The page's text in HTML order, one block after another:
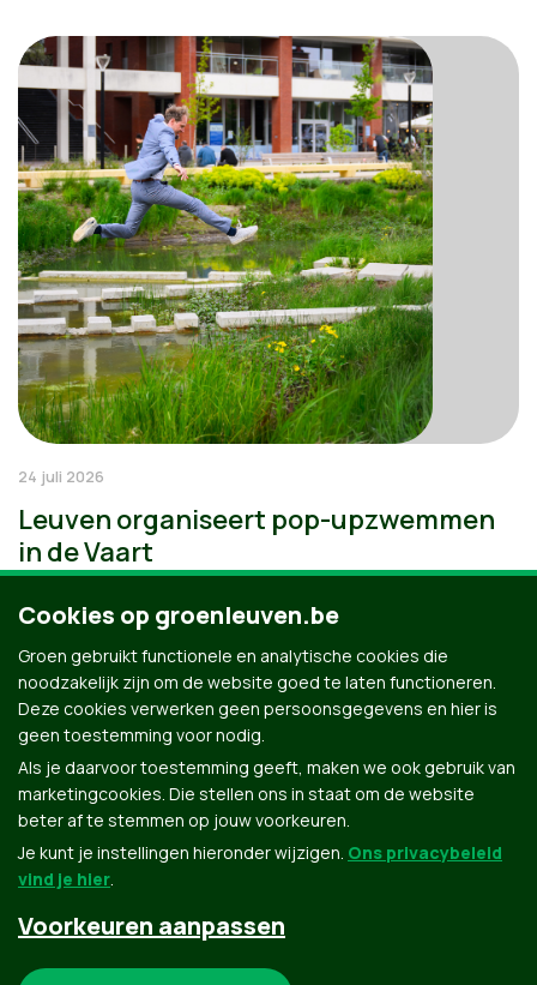
24 juli 2026
Leuven organiseert pop-upzwemmen
in de Vaart
Groen.be
Cookies op groenleuven.be
Groen gebruikt functionele en analytische cookies die
noodzakelijk zijn om de website goed te laten functioneren.
Deze cookies verwerken geen persoonsgegevens en hier is
geen toestemming voor nodig.
Als je daarvoor toestemming geeft, maken we ook gebruik van
marketingcookies. Die stellen ons in staat om de website
beter af te stemmen op jouw voorkeuren.
Je kunt je instellingen hieronder wijzigen. Ons privacybeleid
vind je hier.
Voorkeuren aanpassen